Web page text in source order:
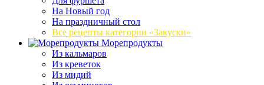
На Новый год
На праздничный стол
Все рецепты категории «Закуски»
Морепродукты
Из кальмаров
Из креветок
Из мидий